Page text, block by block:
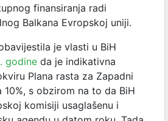
finansiranja radi
Balkana Evropskoj uniji.
je vlasti u BiH
godine da je indikativna
Plana rasta za Zapadni
10%, s obzirom na to da BiH
komisiji usaglašenu i